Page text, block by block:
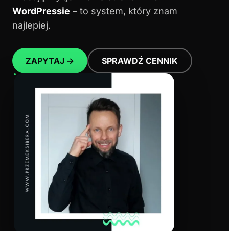
WordPressie – to system, który znam
najlepiej.
ZAPYTAJ → SPRAWDŹ CENNIK